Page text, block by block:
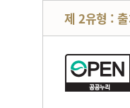
제 2유형 :